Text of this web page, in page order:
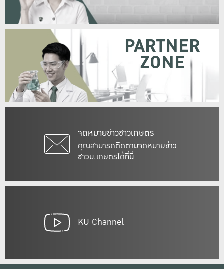
จดหมายข่าวชาวเกษตร
คุณสามารถติดตามจดหมายข่าว
ชาวม.เกษตรได้ที่นี่
PARTNER
ZONE
KU Channel